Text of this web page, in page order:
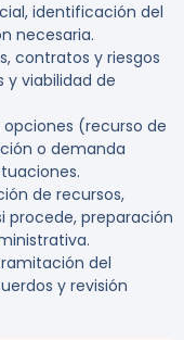
identificación del
necesaria.
contratos y riesgos
y viabilidad de
(recurso de
o demanda
de recursos,
procede, preparación
del
y revisión